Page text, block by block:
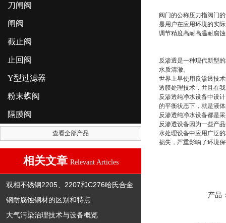
刀闸阀
闸阀
截止阀
止回阀
Y型过滤器
粉末蝶阀
隔膜阀
查看全部产品
相关文章 Relevant Articles
双相不锈钢2205、2207和C276哈氏合金
钢耐腐蚀钢材的区别和特点
大气污染治理技术与设备概览
阀门的公称压力指阀门
是用户在应用环境的实
调节精度高耐高温耐腐
反渗透是一种现代新型
水质清澈。
世界上早使用反渗透技
透膜处理技术，并且在
反渗透纯净水设备中设
的平衡状态下，就是液
反渗透纯净水设备都是
反渗透设备因为一些产
水处理设备中应用广泛
损失，严重影响了环境
产品